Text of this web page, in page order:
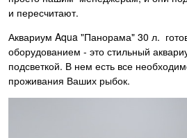
и пересчитают.
Аквариум Aqua "Панорама" 30 л.
оборудованием - это стильный
подсветкой. В нем есть все
проживания Ваших рыбок.